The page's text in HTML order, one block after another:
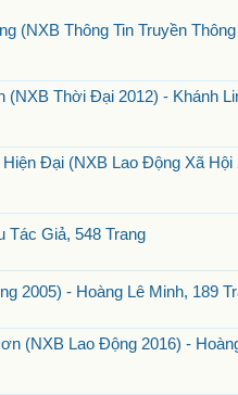
(NXB Thông Tin Truyền
(NXB Thời Đại 2012) - Khánh
Đại (NXB Lao Động Xã
Tác Giả, 548 Trang
2005) - Hoàng Lê Minh, 189
(NXB Lao Động 2016) -